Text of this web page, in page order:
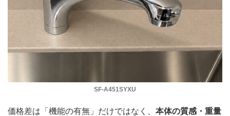
SF-A451SYXU
価格差は「機能の有無」だけではなく、 本体の質感・重量